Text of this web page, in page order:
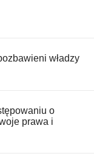
władzy
o
prawa i